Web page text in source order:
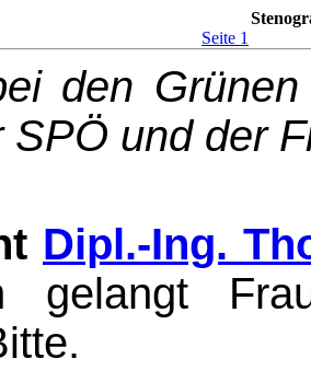
Seite 1
den
SPÖ und der
Dipl.-Ing.
gelangt